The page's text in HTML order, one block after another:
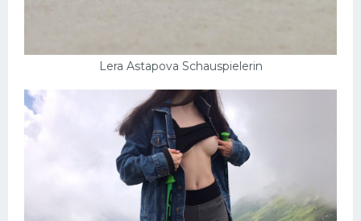
Lera Astapova Schauspielerin